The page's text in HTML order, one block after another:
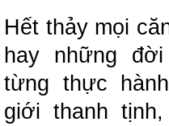
Hết thảy mọi
hay những
từng thực
giới thanh